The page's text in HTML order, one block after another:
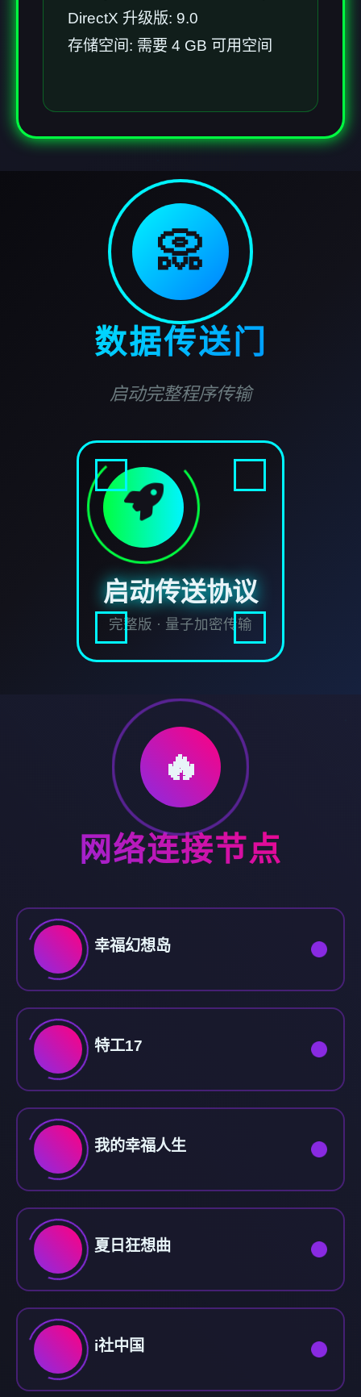
DirectX 升级版: 9.0
存储空间: 需要 4 GB 可用空间
📀
数据传送门
启动完整程序传输
启动传送协议
完整版 · 量子加密传输
🔥
网络连接节点
幸福幻想岛
特工17
我的幸福人生
夏日狂想曲
i社中国